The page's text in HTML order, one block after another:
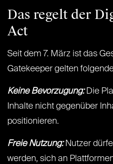
Das regelt der
Act
Seit dem 7. März ist das
Gatekeeper gelten
Keine Bevorzugung:Die
Inhalte nicht gegenüber
positionieren.
Freie Nutzung:Nutzer
werden, sich an